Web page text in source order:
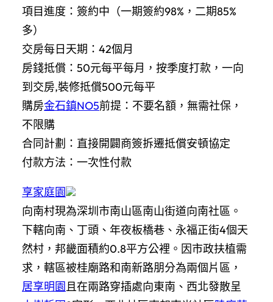
項目進度：簽約中（一期簽約98%，二期85%
多）
交房每日天期：42個月
房錢抵償：50元每平每月，按季度打款，一向
到交房,裝修抵償500元每平
購房金石鎮NO5前提：不要名額，無需社保，
不限購
合同計劃：直接開闢商簽拆遷抵償安頓協定
付款方法：一次性付款
享家庭園
向南村現為深圳市南山區南山街道向南社區。
下轄向南、丁頭、年夜板橋巷、永福正街4個天
然村，邦畿面積約0.8平方公裡。因市政扶植需
求，轄區被桂廟路和南新路朋分為兩個片區，
居享明園且在兩路穿插處向東南、西北發散呈